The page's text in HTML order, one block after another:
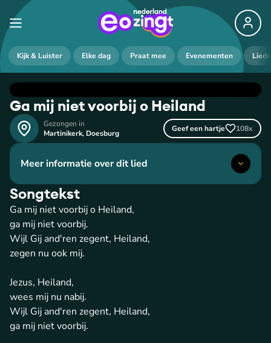
Kijk & Luister Elke dag Praat mee Evenementen
Ga mij niet voorbij o Heiland
Gezongen in
Martinikerk, Doesburg Geef een hartje 108x
Meer informatie over dit lied
Songtekst
Ga mij niet voorbij o Heiland,
ga mij niet voorbij.
Wijl Gij and'ren zegent, Heiland,
zegen nu ook mij.
Jezus, Heiland,
wees mij nu nabij.
Wijl Gij and'ren zegent, Heiland,
ga mij niet voorbij.